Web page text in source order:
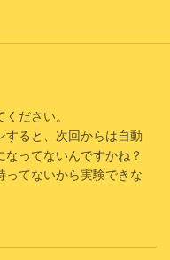
ださい。
ると、次回からは自動
ってないんですかね？
ってないから実験できな